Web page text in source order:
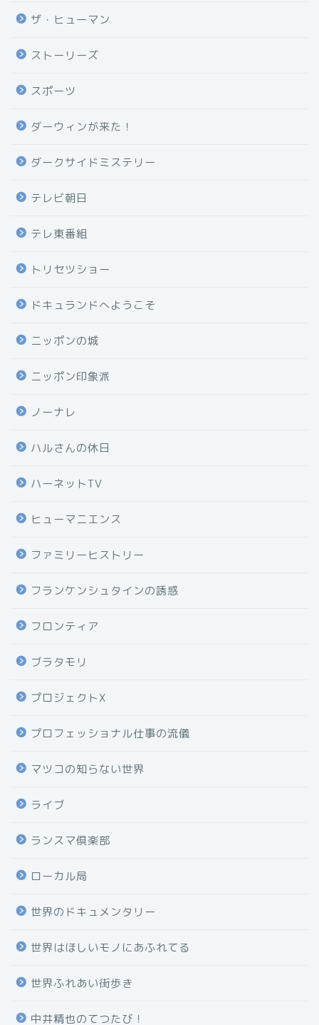
ザ・ヒューマン
ストーリーズ
スポーツ
ダーウィンが来た！
ダークサイドミステリー
テレビ朝日
テレ東番組
トリセツショー
ドキュランドへようこそ
ニッポンの城
ニッポン印象派
ノーナレ
ハルさんの休日
ハーネットTV
ヒューマニエンス
ファミリーヒストリー
フランケンシュタインの誘惑
フロンティア
ブラタモリ
プロジェクトX
プロフェッショナル仕事の流儀
マツコの知らない世界
ライブ
ランスマ倶楽部
ローカル局
世界のドキュメンタリー
世界はほしいモノにあふれてる
世界ふれあい街歩き
中井精也のてつたび！